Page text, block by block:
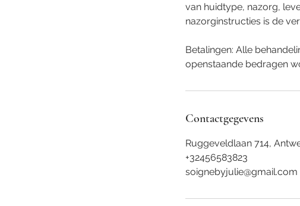
van huidtype, nazorg,
nazorginstructies is de
Betalingen: Alle
openstaande bedragen
Contactgegevens
Ruggeveldlaan 714,
+32456583823
soignebyjulie@gmail.com